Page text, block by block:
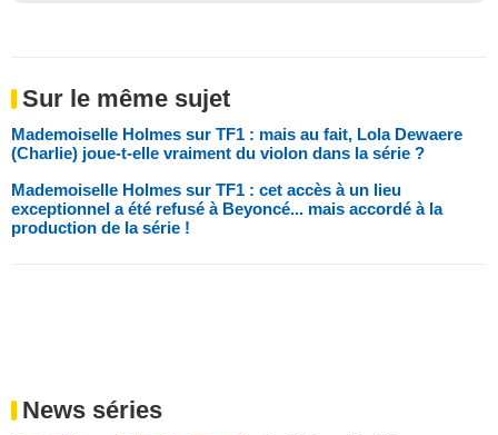
Sur le même sujet
Mademoiselle Holmes sur TF1 : mais au fait, Lola Dewaere
(Charlie) joue-t-elle vraiment du violon dans la série ?
Mademoiselle Holmes sur TF1 : cet accès à un lieu
exceptionnel a été refusé à Beyoncé... mais accordé à la
production de la série !
News séries